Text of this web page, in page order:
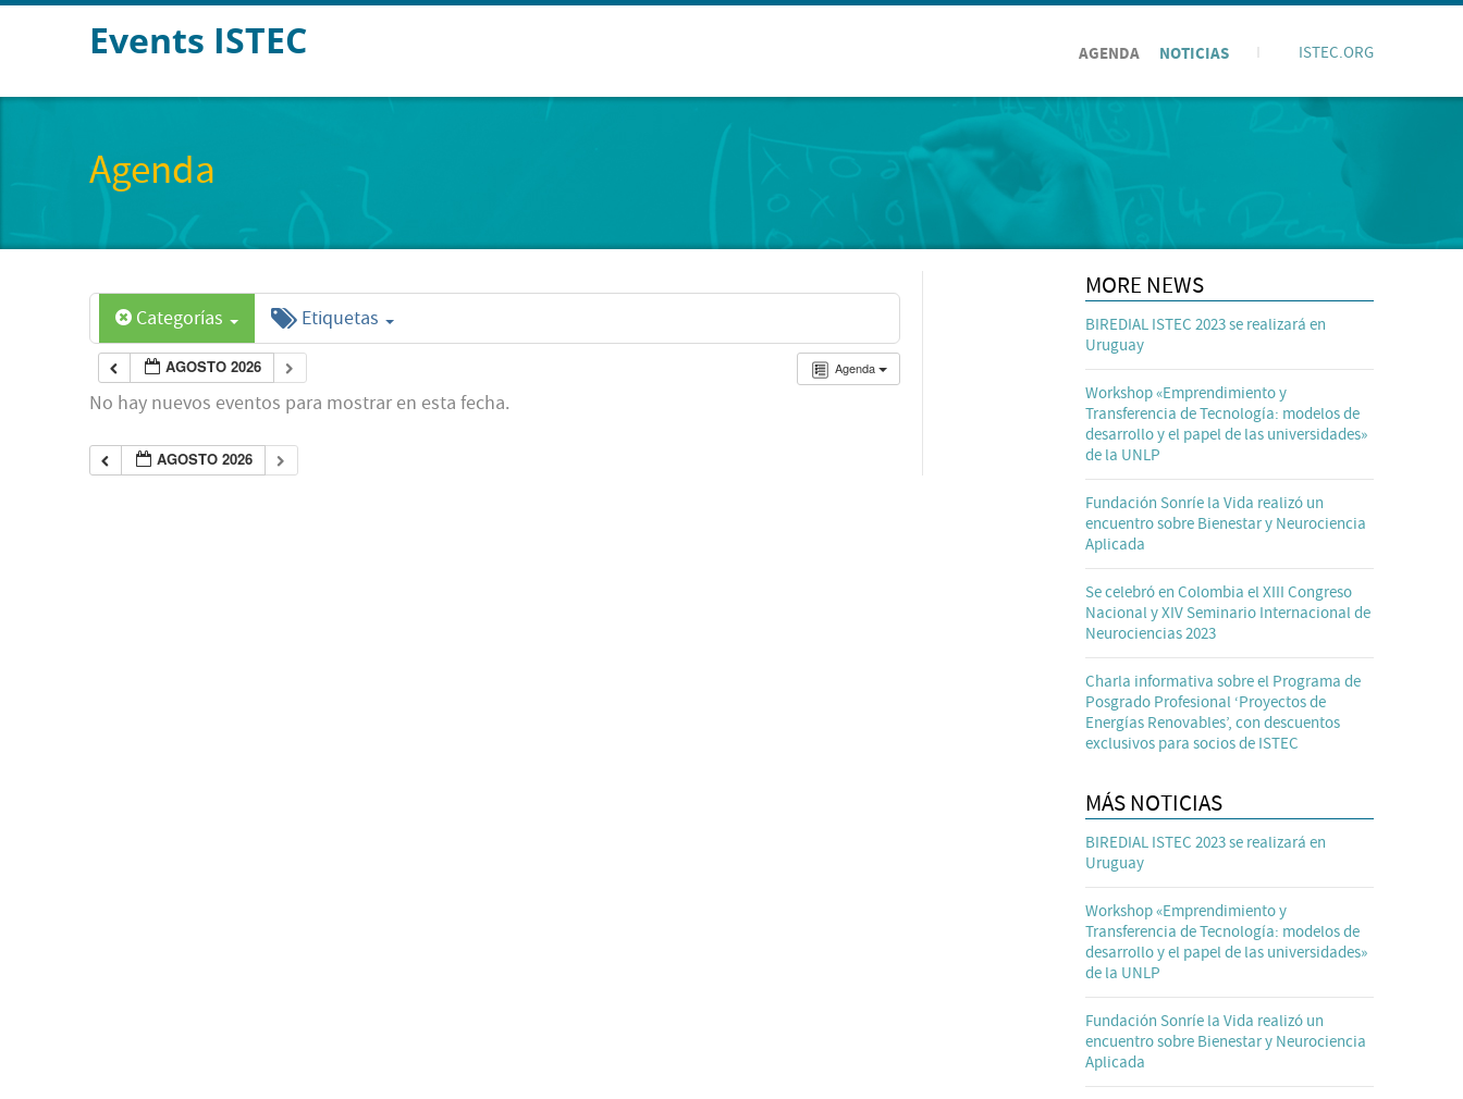
Events ISTEC AGENDA NOTICIAS ISTEC.ORG
Agenda
Categorías Etiquetas
Agenda
AGOSTO 2026
No hay nuevos eventos para mostrar en esta fecha.
AGOSTO 2026
MORE NEWS
BIREDIAL ISTEC 2023 se realizará en
Uruguay
Workshop «Emprendimiento y
Transferencia de Tecnología: modelos de
desarrollo y el papel de las universidades»
de la UNLP
Fundación Sonríe la Vida realizó un
encuentro sobre Bienestar y Neurociencia
Aplicada
Se celebró en Colombia el XIII Congreso
Nacional y XIV Seminario Internacional de
Neurociencias 2023
Charla informativa sobre el Programa de
Posgrado Profesional ‘Proyectos de
Energías Renovables’, con descuentos
exclusivos para socios de ISTEC
MÁS NOTICIAS
BIREDIAL ISTEC 2023 se realizará en
Uruguay
Workshop «Emprendimiento y
Transferencia de Tecnología: modelos de
desarrollo y el papel de las universidades»
de la UNLP
Fundación Sonríe la Vida realizó un
encuentro sobre Bienestar y Neurociencia
Aplicada